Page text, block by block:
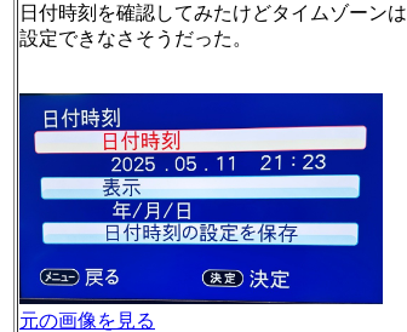
日付時刻を確認してみたけどタイムゾーンは
設定できなさそうだった。
元の画像を見る